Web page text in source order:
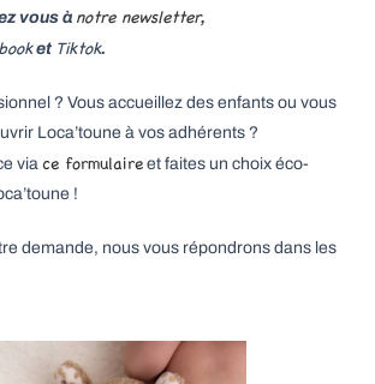
vous à notre newsletter,
et Tiktok.
? Vous accueillez des enfants ou vous
Loca’toune à vos adhérents ?
via ce formulaire et faites un choix éco-
!
demande, nous vous répondrons dans les